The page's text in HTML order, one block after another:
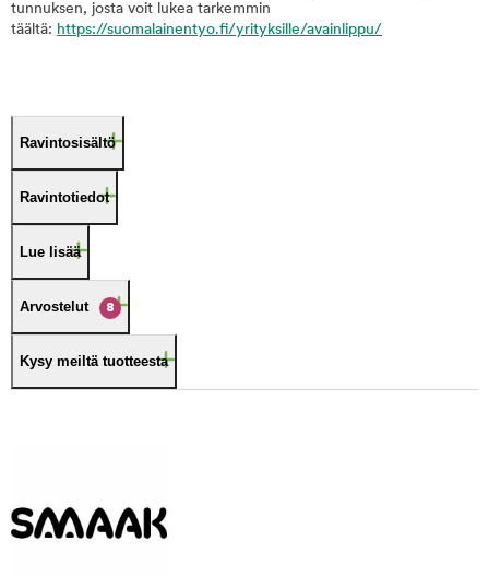
tunnuksen, josta voit lukea tarkemmin
täältä: https://suomalainentyo.fi/yrityksille/avainlippu/
Ravintosisältö
Ravintotiedot
Lue lisää
Arvostelut 8
Kysy meiltä tuotteesta